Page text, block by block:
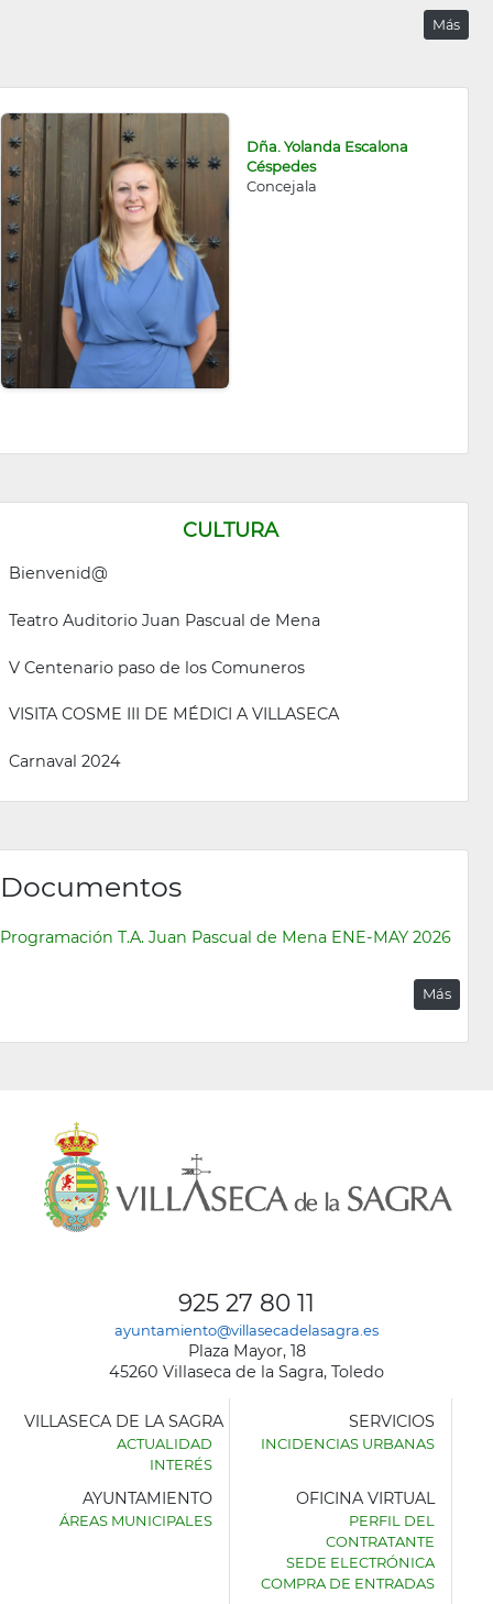
Dña. Yolanda Escalona
Céspedes
Concejala
CULTURA
Bienvenid@
Teatro Auditorio Juan Pascual de Mena
V Centenario paso de los Comuneros
VISITA COSME III DE MÉDICI A VILLASECA
Carnaval 2024
Documentos
Programación T.A. Juan Pascual de Mena ENE-MAY 2026
Más
Más
925 27 80 11
ayuntamiento@villasecadelasagra.es
Plaza Mayor, 18
45260 Villaseca de la Sagra, Toledo
AYUNTAMIENTO
VILLASECA DE LA SAGRA
ACTUALIDAD
INTERÉS
SERVICIOS
INCIDENCIAS URBANAS
AYUNTAMIENTO
ÁREAS MUNICIPALES
OFICINA VIRTUAL
PERFIL DEL
CONTRATANTE
SEDE ELECTRÓNICA
COMPRA DE ENTRADAS